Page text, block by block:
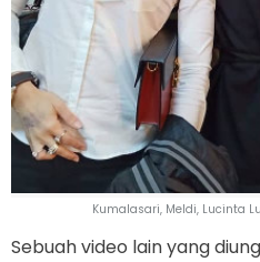
Kumalasari, Meldi, Lucinta
Sebuah video lain yang